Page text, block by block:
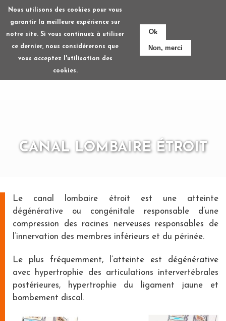
Nous utilisons des cookies pour vous
garantir la meilleure expérience sur
notre site. Si vous continuez à utiliser
ce dernier, nous considérerons que
vous acceptez l'utilisation des
cookies.
Ok
Non, merci
Aller
au
contenu
principal
CANAL LOMBAIRE ÉTROIT
Le canal lombaire étroit est une atteinte
dégénérative ou congénitale responsable d’une
compression des racines nerveuses responsables de
l’innervation des membres inférieurs et du périnée.
Le plus fréquemment, l’atteinte est dégénérative
avec hypertrophie des articulations intervertébrales
postérieures, hypertrophie du ligament jaune et
bombement discal.